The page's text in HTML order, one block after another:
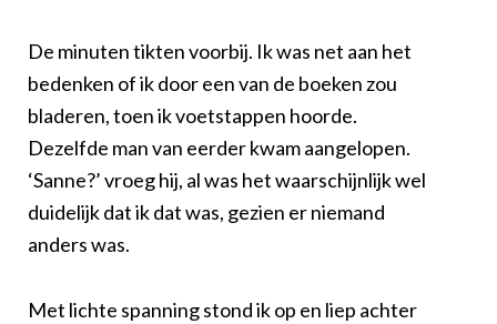
De minuten tikten voorbij. Ik was net aan het
bedenken of ik door een van de boeken zou
bladeren, toen ik voetstappen hoorde.
Dezelfde man van eerder kwam aangelopen.
‘Sanne?’ vroeg hij, al was het waarschijnlijk wel
duidelijk dat ik dat was, gezien er niemand
anders was.
Met lichte spanning stond ik op en liep achter